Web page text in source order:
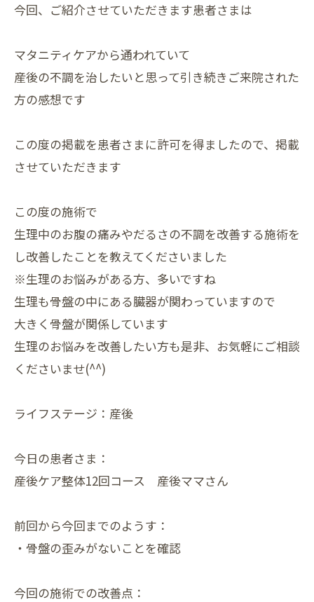
今回、ご紹介させていただきます患者さまは
マタニティケアから通われていて
産後の不調を治したいと思って引き続きご来院された
方の感想です
この度の掲載を患者さまに許可を得ましたので、掲載
させていただきます
この度の施術で
生理中のお腹の痛みやだるさの不調を改善する施術を
し改善したことを教えてくださいました
※生理のお悩みがある方、多いですね
生理も骨盤の中にある臓器が関わっていますので
大きく骨盤が関係しています
生理のお悩みを改善したい方も是非、お気軽にご相談
くださいませ(^^)
ライフステージ：産後
今日の患者さま：
産後ケア整体12回コース 産後ママさん
前回から今回までのようす：
・骨盤の歪みがないことを確認
今回の施術での改善点：